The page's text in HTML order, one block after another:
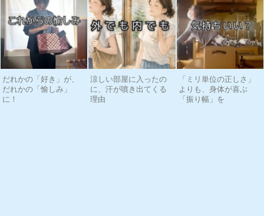
だれかの「好き」が、
だれかの「愉しみ」
に！
涼しい部屋に入ったの
に、汗が噴き出てくる
理由
「ミリ単位の正しさ」
よりも、身体が喜ぶ
「振り幅」を